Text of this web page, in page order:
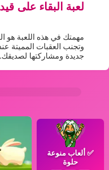
لعبة البقاء على
مهمتك في هذه اللعبة هو
وتجنب العقبات المميتة
جديدة ومشاركتها لصديقك.
✅ ألعاب منوعة
حلوة